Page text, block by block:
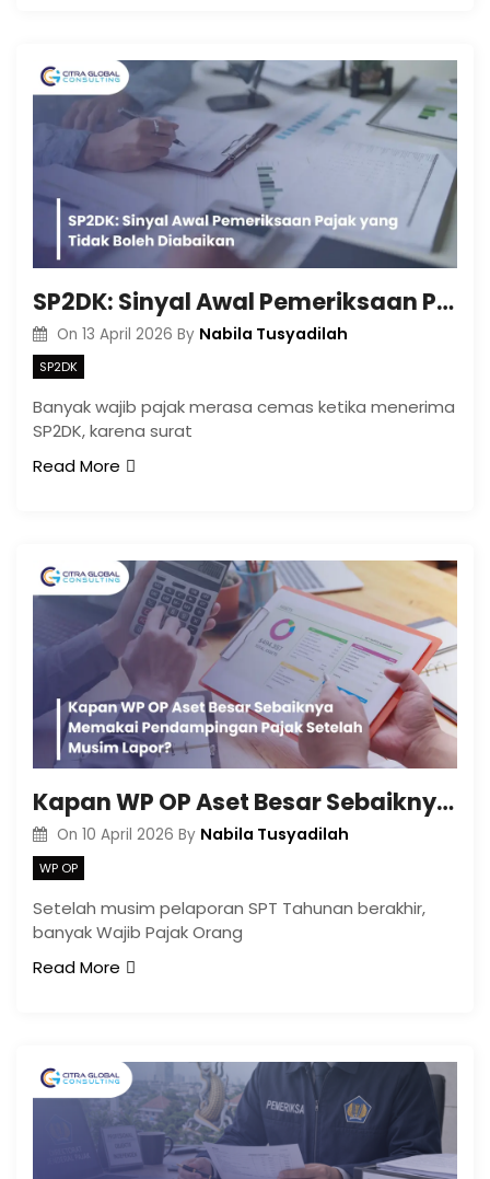
SP2DK: Sinyal Awal Pemeriksaan Pajak yang Tidak Boleh Diabaikan
On 13 April 2026 By Nabila Tusyadilah
SP2DK
Banyak wajib pajak merasa cemas ketika menerima
SP2DK, karena surat
Read More
Kapan WP OP Aset Besar Sebaiknya Memakai Pendampingan Pajak Setelah Musim Lapor?
On 10 April 2026 By Nabila Tusyadilah
WP OP
Setelah musim pelaporan SPT Tahunan berakhir,
banyak Wajib Pajak Orang
Read More